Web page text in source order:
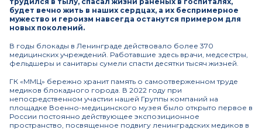
будет вечно жить в наших сердцах, а их беспримерное
мужество и героизм навсегда останутся примером для
новых поколений.
В годы блокады в Ленинграде действовало более 370
медицинских учреждений. Работавшие здесь врачи, медсестры,
фельдшеры и санитары сумели спасти десятки тысяч жизней.
ГК «ММЦ» бережно хранит память о самоотверженном труде
медиков блокадного города. В 2022 году при
непосредственном участии нашей Группы компаний на
площадке Военно-медицинского музея было открыто первое в
России постоянно действующее экспозиционное
пространство, посвященное подвигу ленинградских медиков в